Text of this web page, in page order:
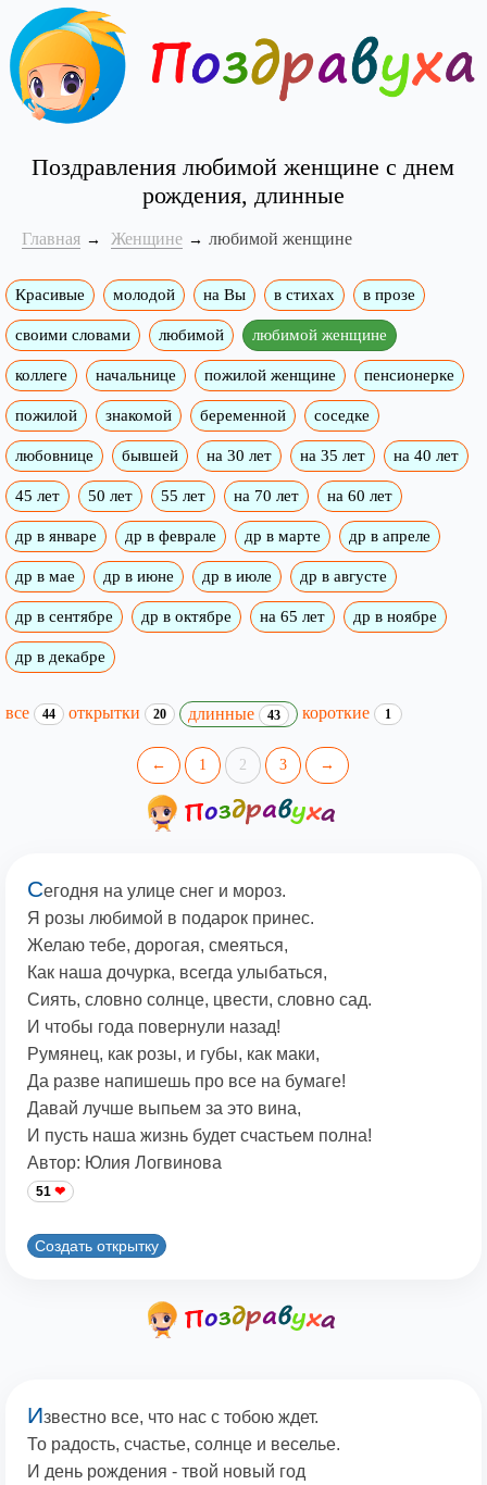
Поздравления любимой женщине с днем
рождения, длинные
Главная Женщине любимой женщине
Красивые молодой на Вы в стихах в прозе
своими словами любимой любимой женщине
коллеге начальнице пожилой женщине пенсионерке
пожилой знакомой беременной соседке
любовнице бывшей на 30 лет на 35 лет на 40 лет
45 лет 50 лет 55 лет на 70 лет на 60 лет
др в январе др в феврале др в марте др в апреле
др в мае др в июне др в июле др в августе
др в сентябре др в октябре на 65 лет др в ноябре
др в декабре
все 44 открытки 20 длинные 43 короткие 1
← 1 2 3 →
Сегодня на улице снег и мороз.
Я розы любимой в подарок принес.
Желаю тебе, дорогая, смеяться,
Как наша дочурка, всегда улыбаться,
Сиять, словно солнце, цвести, словно сад.
И чтобы года повернули назад!
Румянец, как розы, и губы, как маки,
Да разве напишешь про все на бумаге!
Давай лучше выпьем за это вина,
И пусть наша жизнь будет счастьем полна!
Автор: Юлия Логвинова
51
Создать открытку
Известно все, что нас с тобою ждет.
То радость, счастье, солнце и веселье.
И день рождения - твой новый год